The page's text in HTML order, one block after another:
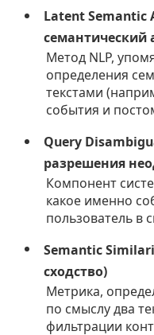
Latent Semantic
семантический
Метод NLP,
определения
текстами
события и
Query
разрешения
Компонент
какое именно
пользователь в
Semantic
сходство)
Метрика,
по смыслу два
фильтрации